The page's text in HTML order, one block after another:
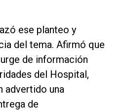
ese planteo y
del tema. Afirmó que
de información
del Hospital,
advertido una
de